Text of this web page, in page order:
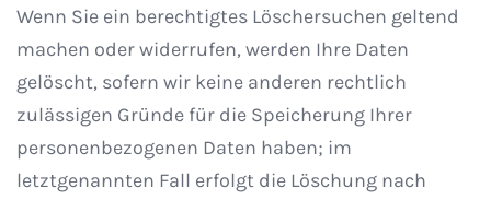
Wenn Sie ein berechtigtes Löschersuchen geltend
machen oder widerrufen, werden Ihre Daten
gelöscht, sofern wir keine anderen rechtlich
zulässigen Gründe für die Speicherung Ihrer
personenbezogenen Daten haben; im
letztgenannten Fall erfolgt die Löschung nach